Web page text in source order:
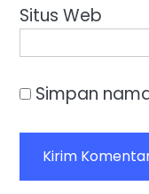
Situs Web
Simpan